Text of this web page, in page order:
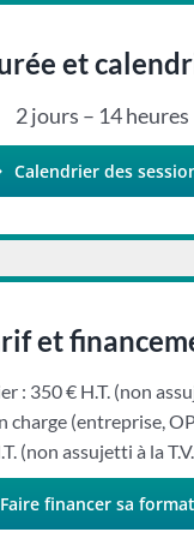
et
2 jours – 14 heures
Calendrier des
et
: 350 € H.T. (non
charge (entreprise,
(non assujetti à la
Faire financer sa